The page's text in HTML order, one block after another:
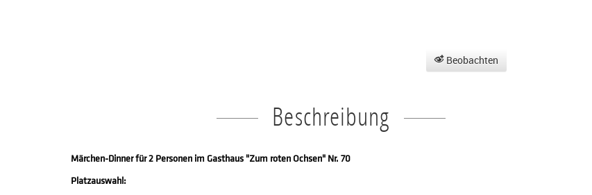
Beobachten
Beschreibung
Märchen-Dinner für 2 Personen im Gasthaus "Zum roten Ochsen" Nr. 70
Platzauswahl: